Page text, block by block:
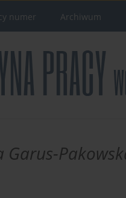
numer Archiwum
Garus-